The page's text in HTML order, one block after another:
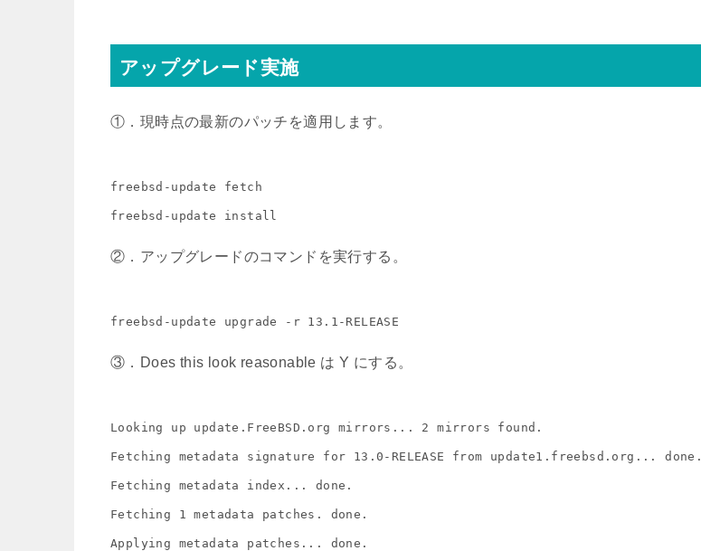
アップグレード実施
①．現時点の最新のパッチを適用します。
freebsd-update fetch
freebsd-update install
②．アップグレードのコマンドを実行する。
freebsd-update upgrade -r 13.1-RELEASE
③．Does this look reasonable は Y にする。
Looking up update.FreeBSD.org mirrors... 2 mirrors found.
Fetching metadata signature for 13.0-RELEASE from update1.freebsd.org... done.
Fetching metadata index... done.
Fetching 1 metadata patches. done.
Applying metadata patches... done.